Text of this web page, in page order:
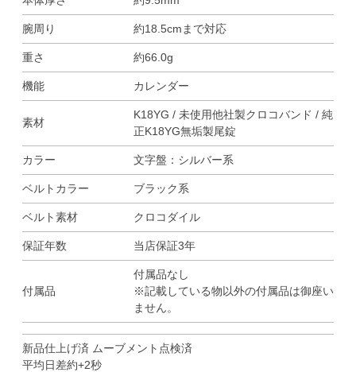
腕周り 約18.5cmまで対応
重さ 約66.0g
機能 カレンダー
素材
K18YG / 未使用他社製クロコバンド / 純
正K18YG無垢製尾錠
カラー 文字盤：シルバー系
ベルトカラー ブラック系
ベルト素材 クロコダイル
保証年数 当店保証3年
付属品
付属品なし
※記載している物以外の付属品は御座い
ません。
新品仕上げ済 ムーブメント点検済
平均日差約+2秒